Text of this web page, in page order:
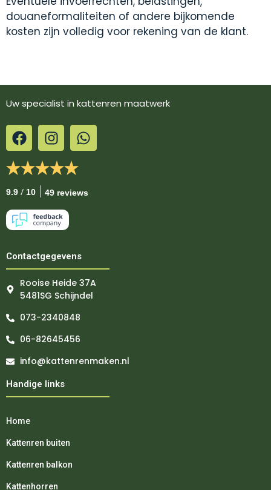
douaneformaliteiten of andere bijkomende
kosten zijn volledig voor rekening van de klant.
Uw specialist in kattenren maatwerk
9.9 / 10 49 reviews
Contactgegevens
Rooise Heide 37A
5481SG Schijndel
073-2340848
06-82645456
info@kattenrenmaken.nl
Handige links
Home
Kattenren buiten
Kattenren balkon
Kattenhorren